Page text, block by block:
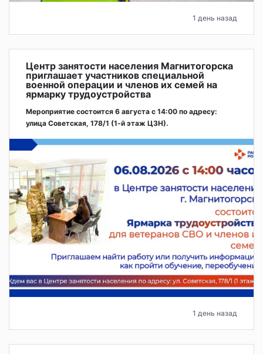
1 день назад
Центр занятости населения Магнитогорска
приглашает участников специальной
военной операции и членов их семей на
ярмарку трудоустройства
Мероприятие состоится 6 августа с 14:00 по адресу:
улица Советская, 178/1 (1‑й этаж ЦЗН).
1 день назад